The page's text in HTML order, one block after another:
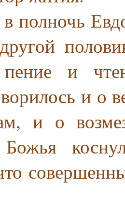
полночь
пение и
и о
и о
Божья